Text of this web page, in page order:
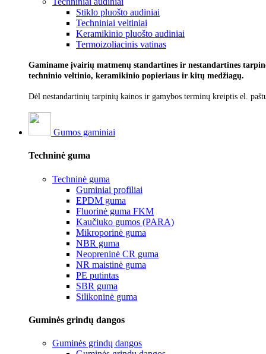
Stiklo pluošto audiniai
Techniniai veltiniai
Keramikinio pluošto audiniai
Termoizoliacinis vatinas
Gaminame įvairių matmenų standartines ir nestandartines
techninio veltinio, keramikinio popieriaus ir kitų medžiagų.
Dėl nestandartinių tarpinių kainos ir gamybos terminų kreiptis el.
Gumos gaminiai
Techninė guma
Techninė guma
Guminiai profiliai
EPDM guma
Fluorinė guma FKM
Kaučiuko gumos (PARA)
Mikroporinė guma
NBR guma
Neopreninė CR guma
NR maistinė guma
PE putintas
SBR guma
Silikoninė guma
Guminės grindų dangos
Guminės grindų dangos